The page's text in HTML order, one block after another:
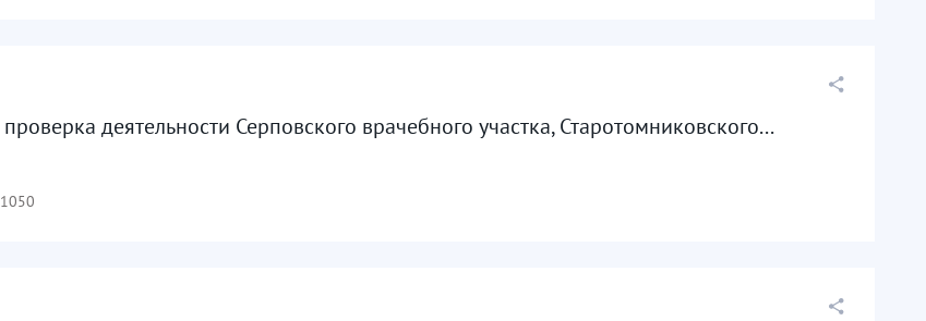
деятельности Серповского врачебного участка, Старотомниковского...